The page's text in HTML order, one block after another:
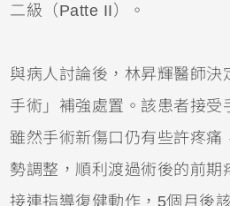
二級（Patte II）。
與病人討論後，林昇輝醫師決
手術」補強處置。該患者接受
雖然手術新傷口仍有些許疼痛
勢調整，順利渡過術後的前期
接連指導復健動作，5個月後